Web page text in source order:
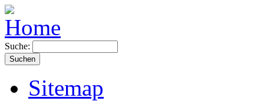
Suche:
Sitemap